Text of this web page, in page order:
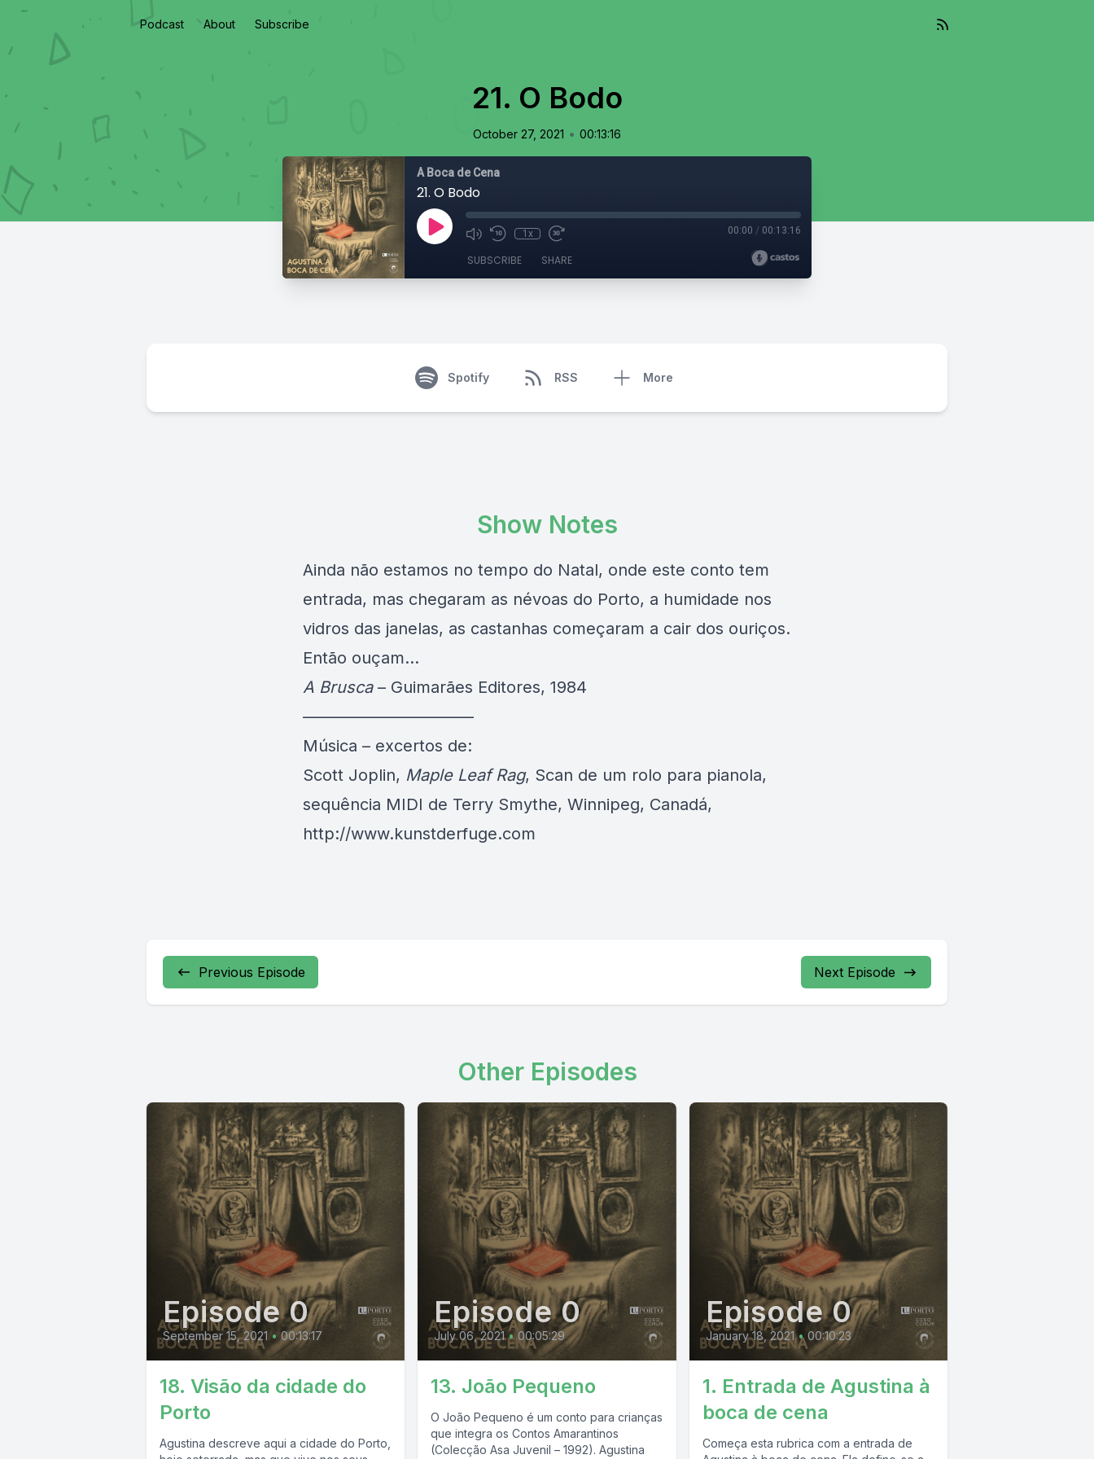
Podcast About Subscribe
21. O Bodo
October 27, 2021 • 00:13:16
À Boca de Cena
21. O Bodo
1x 00:00 / 00:13:16
SUBSCRIBE SHARE
Spotify RSS More
Show Notes
Ainda não estamos no tempo do Natal, onde este conto tem
entrada, mas chegaram as névoas do Porto, a humidade nos
vidros das janelas, as castanhas começaram a cair dos ouriços.
Então ouçam…
A Brusca– Guimarães Editores, 1984
——————————–
Música – excertos de:
Scott Joplin, Maple Leaf Rag, Scan de um rolo para pianola,
sequência MIDI de Terry Smythe, Winnipeg, Canadá,
http://www.kunstderfuge.com
Previous Episode Next Episode
Other Episodes
Episode 0
September 15, 2021 • 00:13:17
18. Visão da cidade do
Porto
Agustina descreve aqui a cidade do Porto,
Episode 0
July 06, 2021 • 00:05:29
13. João Pequeno
O João Pequeno é um conto para crianças
que integra os Contos Amarantinos
(Colecção Asa Juvenil – 1992). Agustina
Episode 0
January 18, 2021 • 00:10:23
1. Entrada de Agustina à
boca de cena
Começa esta rubrica com a entrada de